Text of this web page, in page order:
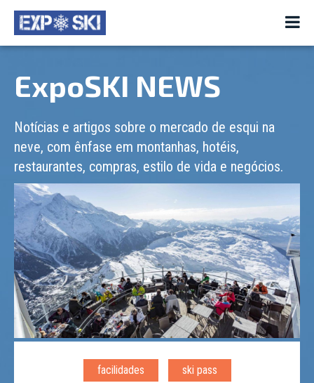
ExpoSKI NEWS
Notícias e artigos sobre o mercado de esqui na
neve, com ênfase em montanhas, hotéis,
restaurantes, compras, estilo de vida e negócios.
facilidades ski pass